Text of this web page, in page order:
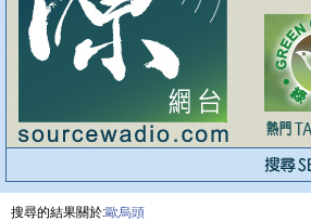
搜尋的結果關於:歐烏頭